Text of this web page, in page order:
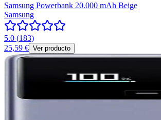
Samsung Powerbank 20.000 mAh Beige
Samsung
5.0 (183)
25,59 € Ver producto